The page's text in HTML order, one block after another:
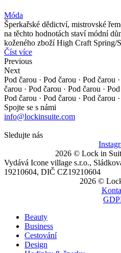
Móda
Šperkařské dědictví, mistrovské
na těchto hodnotách staví módní
koženého zboží High Craft Spring/
Číst více
Previous
Next
Pod čarou · Pod čarou · Pod čarou
čarou · Pod čarou · Pod čarou ·
Pod čarou · Pod čarou · Pod čarou
Spojte se s námi
info@lockinsuite.com
Sledujte nás
2026 © Lock in
Vydává Icone village s.r.o.,
19210604, DIČ CZ19210604
2026 ©
Beauty
Business
Cestování
Design